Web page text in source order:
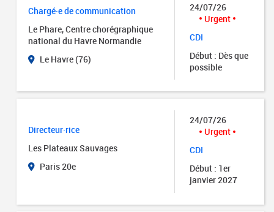
Chargé·e de communication
Le Phare, Centre chorégraphique
national du Havre Normandie
Le Havre (76)
24/07/26
Urgent
CDI
Début : Dès que
possible
Directeur·rice
Les Plateaux Sauvages
Paris 20e
24/07/26
Urgent
CDI
Début : 1er
janvier 2027